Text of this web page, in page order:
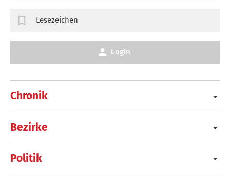
Chronik
Bezirke
Politik
Lesezeichen
Login